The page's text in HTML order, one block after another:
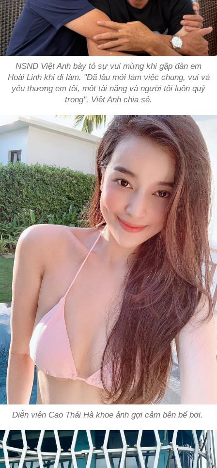
NSND Việt Anh bày tỏ sự vui mừng khi gặp đàn em
Hoài Linh khi đi làm. "Đã lâu mới làm việc chung, vui và
yêu thương em tôi, một tài năng và người tôi luôn quý
trọng", Việt Anh chia sẻ.
Diễn viên Cao Thái Hà khoe ảnh gợi cảm bên bể bơi.